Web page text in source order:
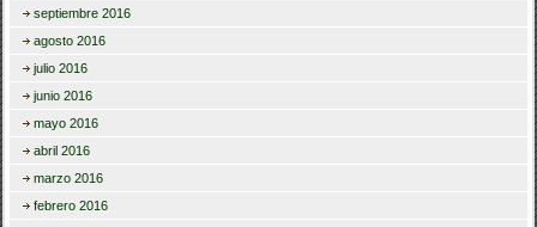
septiembre 2016
agosto 2016
julio 2016
junio 2016
mayo 2016
abril 2016
marzo 2016
febrero 2016